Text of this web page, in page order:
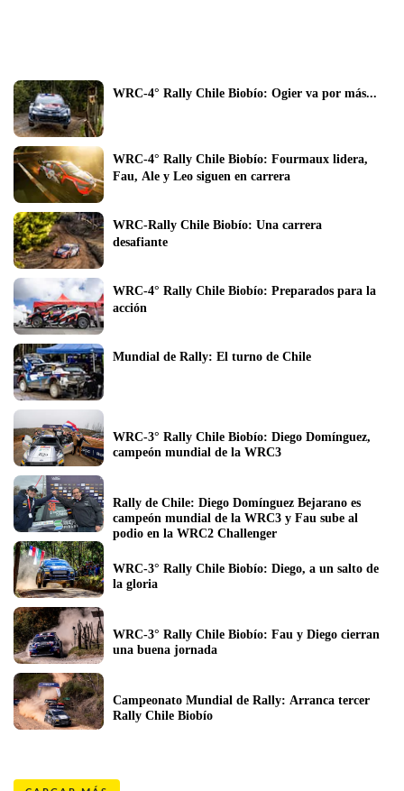
WRC-4° Rally Chile Biobío: Ogier va por más...
WRC-4° Rally Chile Biobío: Fourmaux lidera,
Fau, Ale y Leo siguen en carrera
WRC-Rally Chile Biobío: Una carrera
desafiante
WRC-4° Rally Chile Biobío: Preparados para la
acción
Mundial de Rally: El turno de Chile
WRC-3° Rally Chile Biobío: Diego Domínguez,
campeón mundial de la WRC3
Rally de Chile: Diego Domínguez Bejarano es
campeón mundial de la WRC3 y Fau sube al
podio en la WRC2 Challenger
WRC-3° Rally Chile Biobío: Diego, a un salto de
la gloria
WRC-3° Rally Chile Biobío: Fau y Diego cierran
una buena jornada
Campeonato Mundial de Rally: Arranca tercer
Rally Chile Biobío